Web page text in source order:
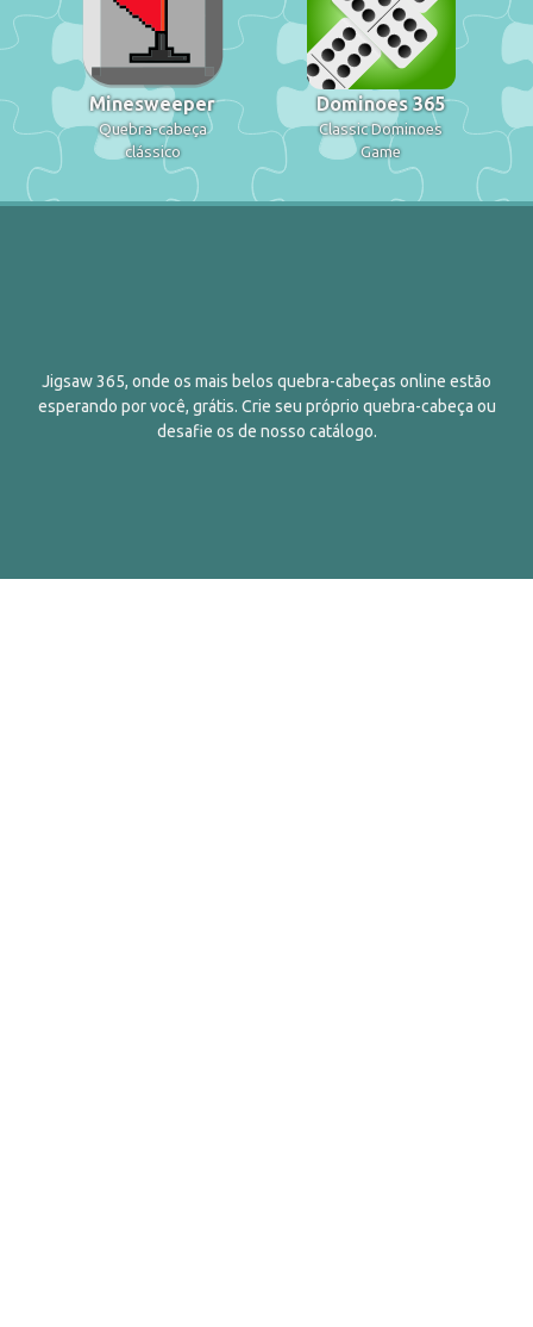
Minesweeper
Quebra-cabeça
clássico
Dominoes 365
Classic Dominoes
Game
Jigsaw 365, onde os mais belos quebra-cabeças online estão
esperando por você, grátis. Crie seu próprio quebra-cabeça ou
desafie os de nosso catálogo.